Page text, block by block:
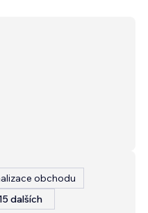
obchodu
dalších